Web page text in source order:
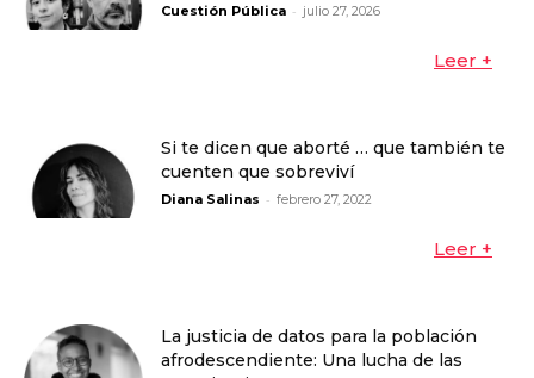
Cuestión Pública - julio 27, 2026
Leer +
Si te dicen que aborté … que también te
cuenten que sobreviví
Diana Salinas - febrero 27, 2022
Leer +
La justicia de datos para la población
afrodescendiente: Una lucha de las